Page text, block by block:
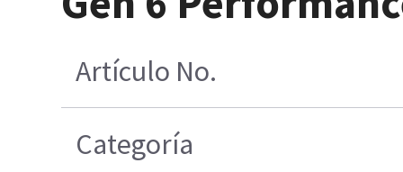
Artículo No.
Categoría